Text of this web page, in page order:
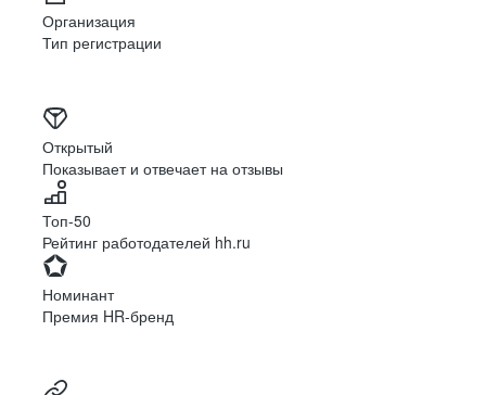
Git
Big Data
Yandex Cloud (AirFlow + Spark +
Hortonworks HDP
1000
№1*
среди лучших
контакт-центров
Организация
Тип регистрации
Открытый
Показывает и отвечает на отзывы
Топ-50
Рейтинг работодателей hh.ru
Номинант
Премия HR-бренд